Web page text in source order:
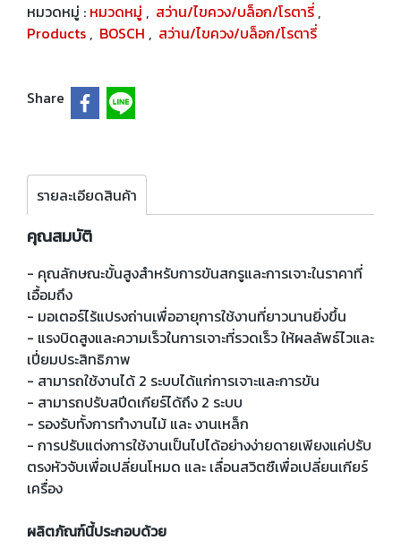
หมวดหมู่ : หมวดหมู่ , สว่าน/ไขควง/บล็อก/โรตารี่ ,
Products , BOSCH , สว่าน/ไขควง/บล็อก/โรตารี่
Share
รายละเอียดสินค้า
คุณสมบัติ
- คุณลักษณะขั้นสูงสำหรับการขันสกรูและการเจาะในราคาที่
เอื้อมถึง
- มอเตอร์ไร้แปรงถ่านเพื่ออายุการใช้งานที่ยาวนานยิ่งขึ้น
- แรงบิดสูงและความเร็วในการเจาะที่รวดเร็ว ให้ผลลัพธ์ไวและ
เปี่ยมประสิทธิภาพ
- สามารถใช้งานได้ 2 ระบบได้แก่การเจาะและการขัน
- สามารถปรับสปีดเกียร์ได้ถึง 2 ระบบ
- รองรับทั้งการทำงานไม้ และ งานเหล็ก
- การปรับแต่งการใช้งานเป็นไปได้อย่างง่ายดายเพียงแค่ปรับ
ตรงหัวจับเพื่อเปลี่ยนโหมด และ เลื่อนสวิตซืเพื่อเปลี่ยนเกียร์
เครื่อง
ผลิตภัณฑ์นี้ประกอบด้วย